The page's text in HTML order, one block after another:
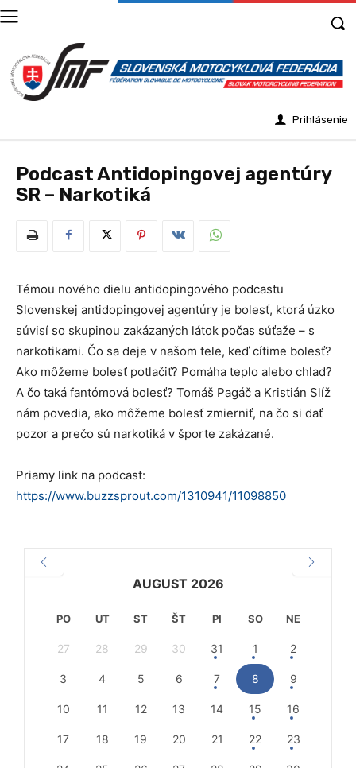
Prihlásenie
Podcast Antidopingovej agentúry
SR – Narkotiká
Témou nového dielu antidopingového podcastu
Slovenskej antidopingovej agentúry je bolesť, ktorá úzko
súvisí so skupinou zakázaných látok počas súťaže – s
narkotikami. Čo sa deje v našom tele, keď cítime bolesť?
Ako môžeme bolesť potlačiť? Pomáha teplo alebo chlad?
A čo taká fantómová bolesť? Tomáš Pagáč a Kristián Slíž
nám povedia, ako môžeme bolesť zmierniť, na čo si dať
pozor a prečo sú narkotiká v športe zakázané.
Priamy link na podcast:
https://www.buzzsprout.com/1310941/11098850
AUGUST 2026
PO UT ST ŠT PI SO NE
27 28 29 30 31 1 2
3 4 5 6 7 8 9
10 11 12 13 14 15 16
17 18 19 20 21 22 23